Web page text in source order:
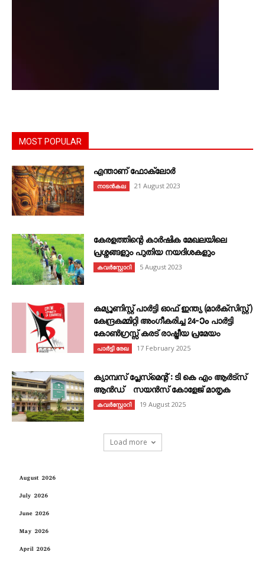
MOST POPULAR
എന്താണ്‌ ഫോക്‌ലോർ
നാടൻകല 21 August 2023
കേരളത്തിന്റെ കാർഷിക മേഖലയിലെ
പ്രശ്നങ്ങളും പുതിയ നയദിശകളും
കവര്‍സ്റ്റോറി 5 August 2023
കമ്യൂണിസ്റ്റ് പാർട്ടി ഓഫ് ഇന്ത്യ (മാർക്സിസ്റ്റ്)
കേന്ദ്രകമ്മിറ്റി അംഗീകരിച്ച 24‐ാം പാർട്ടി
കോൺഗ്രസ്സ് കരട് രാഷ്ട്രീയ പ്രമേയം
പാർട്ടി രേഖ 17 February 2025
ക്യാമ്പസ് പ്ലേസ്മെന്റ് : ടി കെ എം ആർട്സ്
ആൻഡ് സയൻസ് കോളേജ് മാതൃക
കവര്‍സ്റ്റോറി 19 August 2025
Load more
August 2026
July 2026
June 2026
May 2026
April 2026